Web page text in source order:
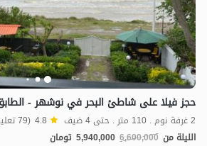
حجز فيلا على شاطئ البحر في نوشهر - الطابق
2 غرفة نوم . 110 متر . حتى 4 ضيف 4.8 (79 تعليق)
الليلة من 6,600,000
5,940,000 تومان